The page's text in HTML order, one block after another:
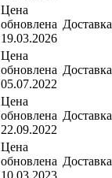
Цена
обновлена
19.03.2026
Доставка
Цена
обновлена
05.07.2022
Доставка
Цена
обновлена
22.09.2022
Доставка
Цена
обновлена
10.03.2023
Доставка